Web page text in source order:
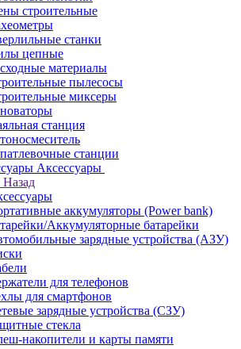
строительные
станки
цепные
материалы
пылесосы
миксеры
станция
станции
Аксессуары
Назад
аккумуляторы (Power bank)
Аккумуляторные батарейки
зарядные устройства (АЗУ)
для телефонов
для смартфонов
зарядные устройства (СЗУ)
стекла
накопители и карты памяти